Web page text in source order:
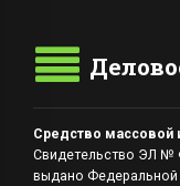
Средство
Свидетельство ЭЛ №
выдано Федеральной